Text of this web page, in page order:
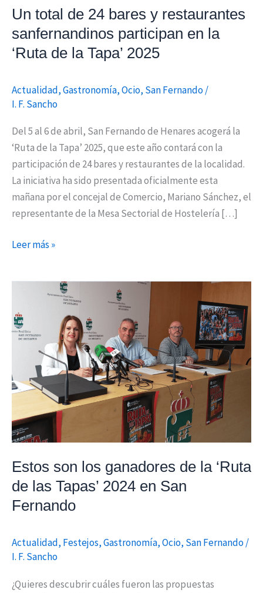
Un total de 24 bares y restaurantes
sanfernandinos participan en la
‘Ruta de la Tapa’ 2025
Actualidad,Gastronomía,Ocio, San Fernando/
I. F. Sancho
Del 5 al 6 de abril, San Fernando de Henares acogerá la
‘Ruta de la Tapa’ 2025, que este año contará con la
participación de 24 bares y restaurantes de la localidad.
La iniciativa ha sido presentada oficialmente esta
mañana por el concejal de Comercio, Mariano Sánchez, el
representante de la Mesa Sectorial de Hostelería […]
participan
en
la
‘Ruta
la
Tapa’
2025
Leer más »
Estos son los ganadores de la ‘Ruta
de las Tapas’ 2024 en San
Fernando
Actualidad, Festejos,Gastronomía,Ocio, San Fernando/
I. F. Sancho
¿Quieres descubrir cuáles fueron las propuestas
los
ganadores
la
‘Ruta
las
Tapas’
en
San
Fernando